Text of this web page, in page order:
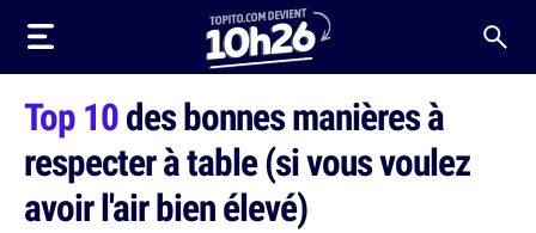
Top 10des bonnes manières à
respecter à table (si vous voulez
avoir l'air bien élevé)